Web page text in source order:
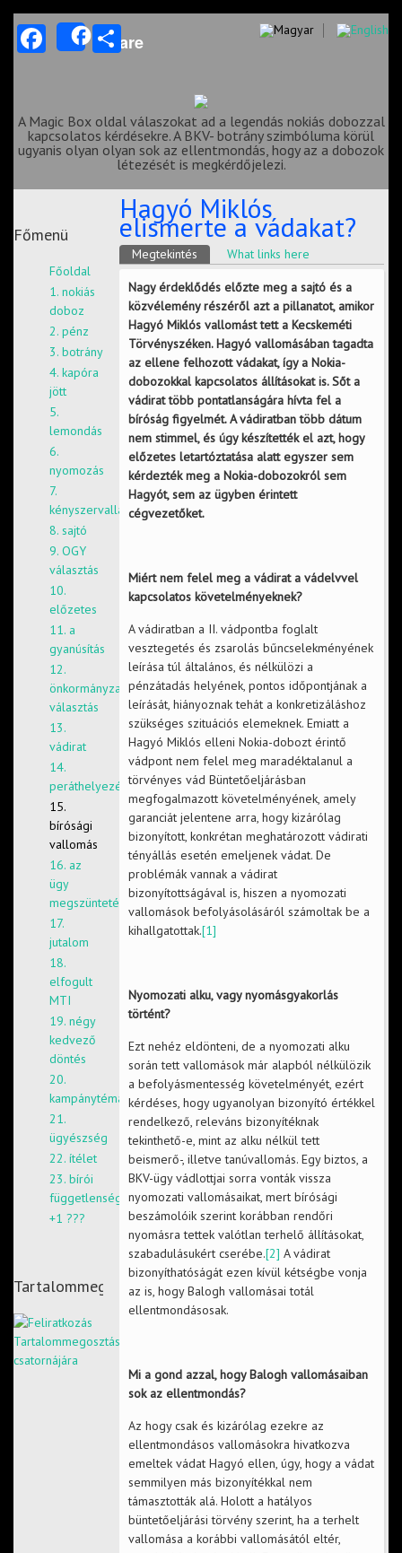
Facebook
ShareShare
A Magic Box oldal válaszokat ad a legendás nokiás dobozzal
kapcsolatos kérdésekre. A BKV- botrány szimbóluma körül
ugyanis olyan olyan sok az ellentmondás, hogy az a dobozok
létezését is megkérdőjelezi.
Főmenü
Főoldal
1. nokiás
doboz
2. pénz
3. botrány
4. kapóra
jött
5.
lemondás
6.
nyomozás
7.
kényszervallatás
8. sajtó
9. OGY
választás
10.
előzetes
11. a
gyanúsítás
12.
önkormányzati
választás
13.
vádirat
14.
peráthelyezés
15.
bírósági
vallomás
16. az
ügy
megszüntetése
17.
jutalom
18.
elfogult
MTI
19. négy
kedvező
döntés
20.
kampánytéma
21.
ügyészség
22. ítélet
23. bírói
függetlenség
+1 ???
Tartalommegosztás
Hagyó Miklós
elismerte a vádakat?
Elsődleges fülek
Megtekintés (aktív fül)What links here
Nagy érdeklődés előzte meg a sajtó és a
közvélemény részéről azt a pillanatot, amikor
Hagyó Miklós vallomást tett a Kecskeméti
Törvényszéken. Hagyó vallomásában tagadta
az ellene felhozott vádakat, így a Nokia-
dobozokkal kapcsolatos állításokat is. Sőt a
vádirat több pontatlanságára hívta fel a
bíróság figyelmét. A vádiratban több dátum
nem stimmel, és úgy készítették el azt, hogy
előzetes letartóztatása alatt egyszer sem
kérdezték meg a Nokia-dobozokról sem
Hagyót, sem az ügyben érintett
cégvezetőket.
Miért nem felel meg a vádirat a vádelvvel
kapcsolatos követelményeknek?
A vádiratban a II. vádpontba foglalt
vesztegetés és zsarolás bűncselekményének
leírása túl általános, és nélkülözi a
pénzátadás helyének, pontos időpontjának a
leírását, hiányoznak tehát a konkretizáláshoz
szükséges szituációs elemeknek. Emiatt a
Hagyó Miklós elleni Nokia-dobozt érintő
vádpont nem felel meg maradéktalanul a
törvényes vád Büntetőeljárásban
megfogalmazott követelményének, amely
garanciát jelentene arra, hogy kizárólag
bizonyított, konkrétan meghatározott vádirati
tényállás esetén emeljenek vádat. De
problémák vannak a vádirat
bizonyítottságával is, hiszen a nyomozati
vallomások befolyásolásáról számoltak be a
kihallgatottak.[1]
Nyomozati alku, vagy nyomásgyakorlás
történt?
Ezt nehéz eldönteni, de a nyomozati alku
során tett vallomások már alapból nélkülözik
a befolyásmentesség követelményét, ezért
kérdéses, hogy ugyanolyan bizonyító értékkel
rendelkező, releváns bizonyítéknak
tekinthető-e, mint az alku nélkül tett
beismerő-, illetve tanúvallomás. Egy biztos, a
BKV-ügy vádlottjai sorra vonták vissza
nyomozati vallomásaikat, mert bírósági
beszámolóik szerint korábban rendőri
nyomásra tettek valótlan terhelő állításokat,
szabadulásukért cserébe.[2] A vádirat
bizonyíthatóságát ezen kívül kétségbe vonja
az is, hogy Balogh vallomásai totál
ellentmondásosak.
Mi a gond azzal, hogy Balogh vallomásaiban
sok az ellentmondás?
Az hogy csak és kizárólag ezekre az
ellentmondásos vallomásokra hivatkozva
emeltek vádat Hagyó ellen, úgy, hogy a vádat
semmilyen más bizonyítékkal nem
támasztották alá. Holott a hatályos
büntetőeljárási törvény szerint, ha a terhelt
vallomása a korábbi vallomásától eltér,